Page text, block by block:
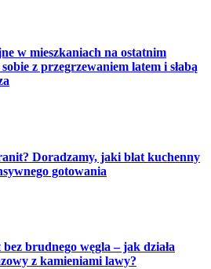
w mieszkaniach na ostatnim
z przegrzewaniem latem i słabą
Doradzamy, jaki blat kuchenny
gotowania
brudnego węgla – jak działa
z kamieniami lawy?